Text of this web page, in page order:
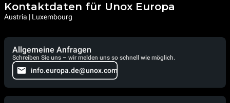
Kontaktdaten für Unox Europa
Austria | Luxembourg
Allgemeine Anfragen
Schreiben Sie uns – wir melden uns so schnell wie möglich.
info.europa.de@unox.com